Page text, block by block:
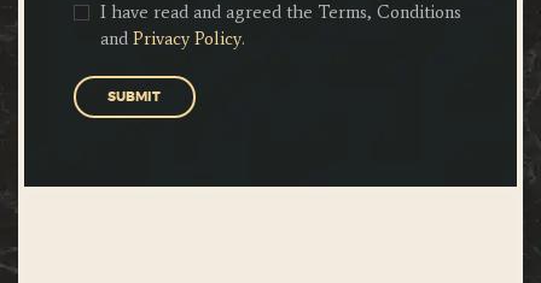
I have read and agreed the Terms, Conditions
andPrivacy Policy.